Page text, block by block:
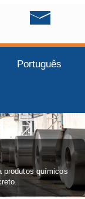
Português
produtos químicos